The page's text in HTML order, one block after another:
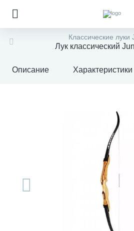
Классические луки
Лук классический
Описание Характеристики